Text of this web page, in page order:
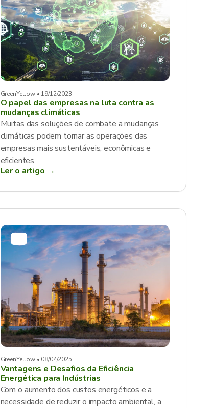
GreenYellow • 19/12/2023
O papel das empresas na luta contra as
mudanças climáticas
Muitas das soluções de combate a mudanças
climáticas podem tornar as operações das
empresas mais sustentáveis, econômicas e
eficientes.
Ler o artigo →
GreenYellow • 08/04/2025
Vantagens e Desafios da Eficiência
Energética para Indústrias
Com o aumento dos custos energéticos e a
necessidade de reduzir o impacto ambiental, a